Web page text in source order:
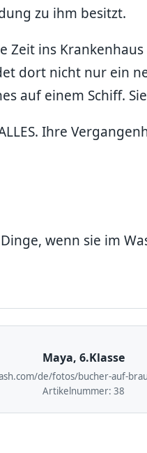
zu ihm besitzt.
ins
dort nicht nur ein
auf einem Schiff.
Ihre
wenn sie im
Maya, 6.Klasse
de/fotos/bucher-auf-
Artikelnummer: 38